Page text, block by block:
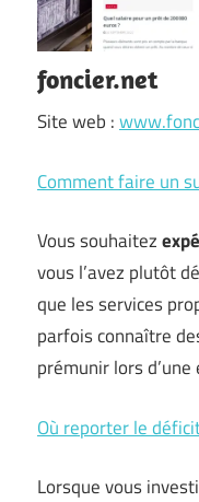
foncier.net
Site web :
Comment faire un
Vous souhaitez
vous l’avez plutôt
que les services
parfois connaître
prémunir lors
Où reporter le
Lorsque vous